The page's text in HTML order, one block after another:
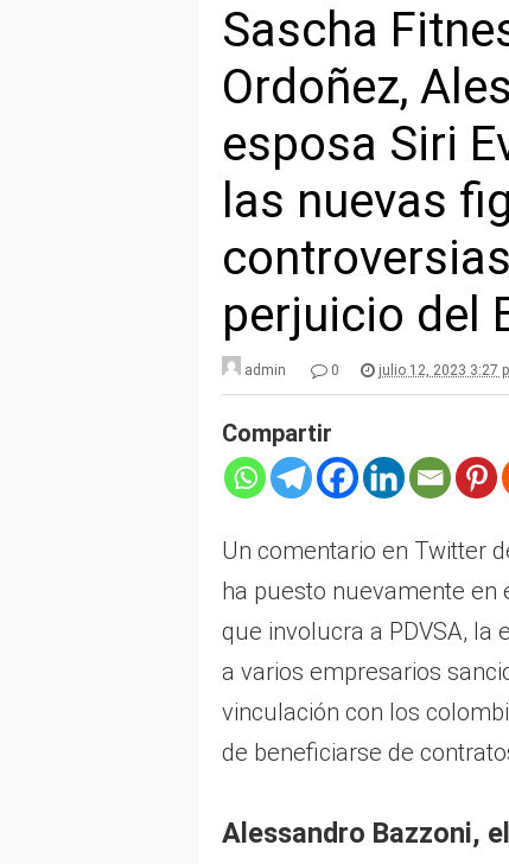
Sascha
Ordoñez,
esposa Siri
las nuevas
perjuicio del
admin 0 julio 12, 2023 3:27
Compartir
Un comentario en Twitter
ha puesto nuevamente
que involucra a PDVSA, la
a varios empresarios
vinculación con los
de beneficiarse de
Alessandro Bazzoni,